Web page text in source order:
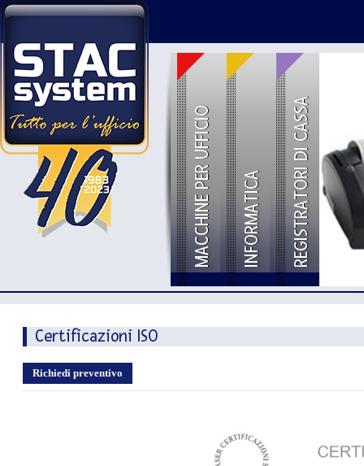
MACCHINE PER UFFICIO INFORMATICA REGISTRATORI DI CASSA
Certificazioni ISO
Richiedi preventivo